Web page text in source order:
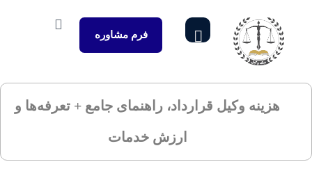
فرم مشاوره
هزینه وکیل قرارداد، راهنمای جامع + تعرفه‌ها و
ارزش خدمات